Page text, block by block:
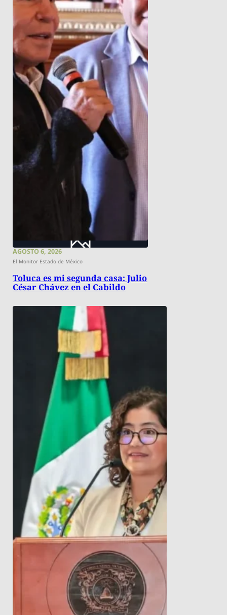
AGOSTO 6, 2026
El Monitor Estado de México
Toluca es mi segunda casa: Julio
César Chávez en el Cabildo